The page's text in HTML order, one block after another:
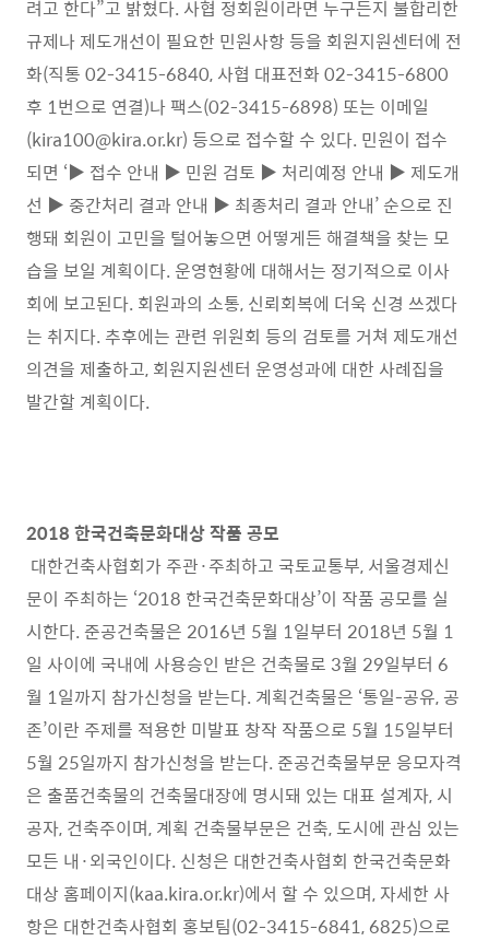
려고 한다”고 밝혔다. 사협 정회원이라면 누구든지 불합리한
규제나 제도개선이 필요한 민원사항 등을 회원지원센터에 전
화(직통 02-3415-6840, 사협 대표전화 02-3415-6800
후 1번으로 연결)나 팩스(02-3415-6898) 또는 이메일
(kira100@kira.or.kr) 등으로 접수할 수 있다. 민원이 접수
되면 ‘▶ 접수 안내 ▶ 민원 검토 ▶ 처리예정 안내 ▶ 제도개
선 ▶ 중간처리 결과 안내 ▶ 최종처리 결과 안내’ 순으로 진
행돼 회원이 고민을 털어놓으면 어떻게든 해결책을 찾는 모
습을 보일 계획이다. 운영현황에 대해서는 정기적으로 이사
회에 보고된다. 회원과의 소통, 신뢰회복에 더욱 신경 쓰겠다
는 취지다. 추후에는 관련 위원회 등의 검토를 거쳐 제도개선
의견을 제출하고, 회원지원센터 운영성과에 대한 사례집을
발간할 계획이다.
2018 한국건축문화대상 작품 공모
대한건축사협회가 주관·주최하고 국토교통부, 서울경제신
문이 주최하는 ‘2018 한국건축문화대상’이 작품 공모를 실
시한다. 준공건축물은 2016년 5월 1일부터 2018년 5월 1
일 사이에 국내에 사용승인 받은 건축물로 3월 29일부터 6
월 1일까지 참가신청을 받는다. 계획건축물은 ‘통일-공유, 공
존’이란 주제를 적용한 미발표 창작 작품으로 5월 15일부터
5월 25일까지 참가신청을 받는다. 준공건축물부문 응모자격
은 출품건축물의 건축물대장에 명시돼 있는 대표 설계자, 시
공자, 건축주이며, 계획 건축물부문은 건축,도시에 관심 있는
모든 내 ·외국인이다. 신청은 대한건축사협회 한국건축문화
대상 홈페이지(kaa.kira.or.kr)에서 할 수 있으며, 자세한 사
항은 대한건축사협회 홍보팀(02-3415-6841, 6825)으로